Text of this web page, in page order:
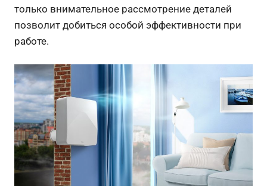
только внимательное рассмотрение деталей
позволит добиться особой эффективности при
работе.